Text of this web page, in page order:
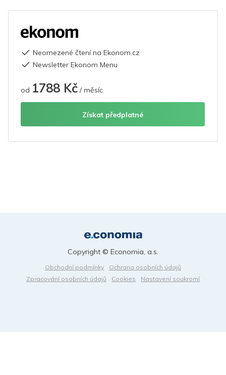
Neomezené čtení na Ekonom.cz
Newsletter Ekonom Menu
od 1788 Kč / měsíc
Získat předplatné
Obchodní podmínky
Ochrana osobních údajů
Zpracování osobních údajů
Cookies Nastavení soukromí
Copyright © Economia, a.s.